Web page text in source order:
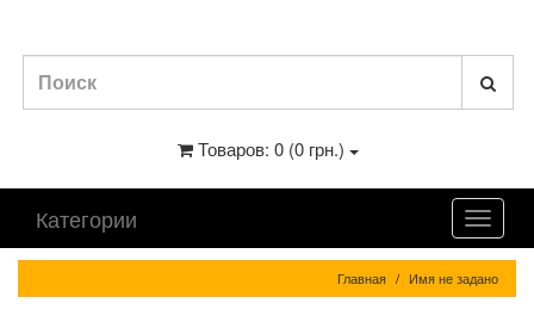
Товаров: 0 (0 грн.)
Категории
Главная Имя не задано